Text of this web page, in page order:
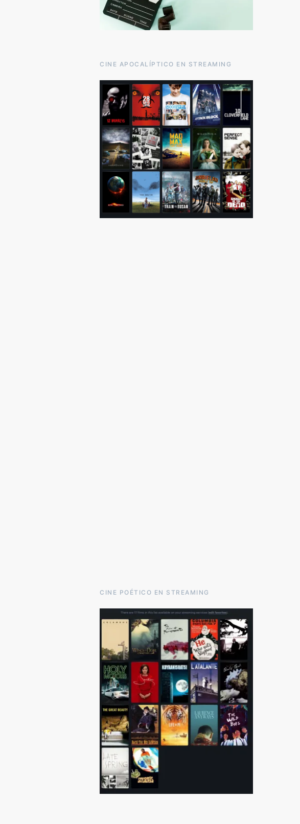
CINE APOCALÍPTICO EN STREAMING
CINE POÉTICO EN STREAMING